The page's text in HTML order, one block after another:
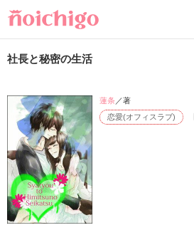
社長と秘密の生活
恋愛(オフィスラブ)
蓮条／著